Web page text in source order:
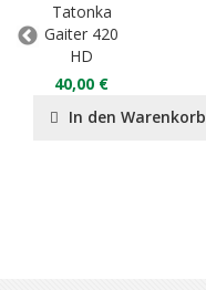
Tatonka
Gaiter 420
HD
40,00 €
In den Warenkorb